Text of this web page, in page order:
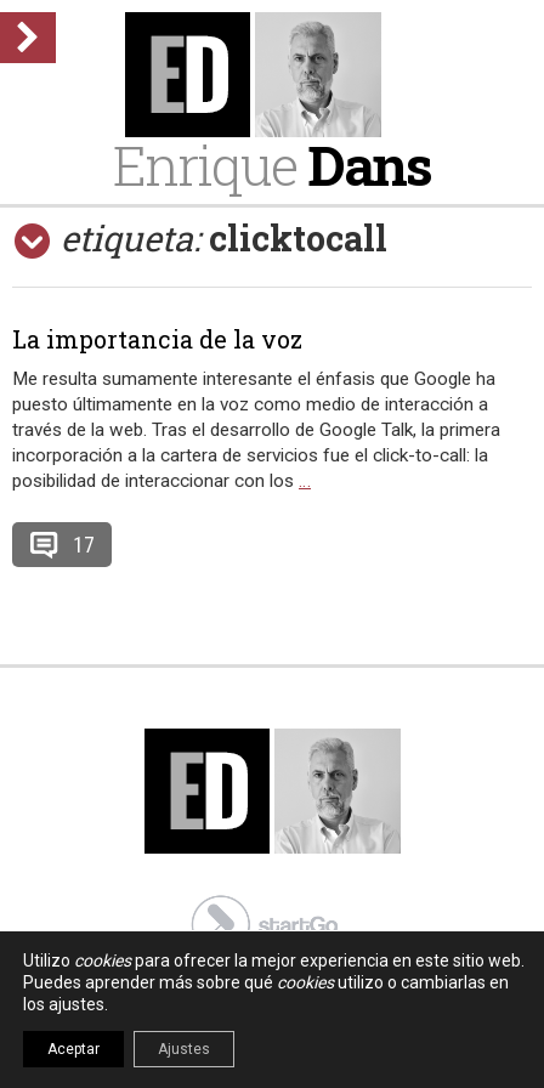
EnriqueDans
etiqueta: clicktocall
La importancia de la voz
Me resulta sumamente interesante el énfasis que Google ha
puesto últimamente en la voz como medio de interacción a
través de la web. Tras el desarrollo de Google Talk, la primera
incorporación a la cartera de servicios fue el click-to-call: la
posibilidad de interaccionar con los …
17
Utilizo cookiespara ofrecer la mejor experiencia en este sitio web.
Puedes aprender más sobre qué cookiesutilizo o cambiarlas en
los ajustes.
Aceptar Ajustes